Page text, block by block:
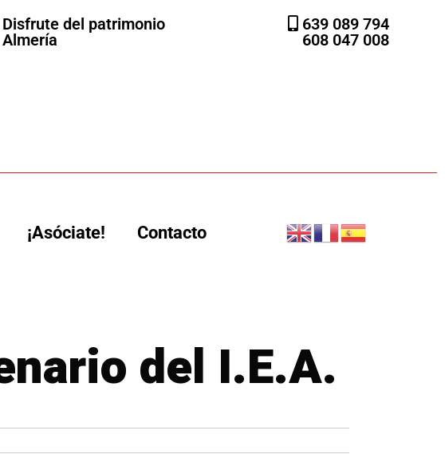
del patrimonio
639 089 794
608 047 008
¡Asóciate! Contacto
del I.E.A.